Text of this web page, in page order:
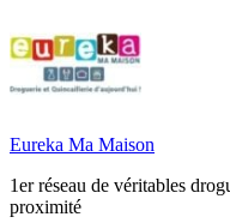
Eureka Ma Maison
1er réseau de véritables
proximité